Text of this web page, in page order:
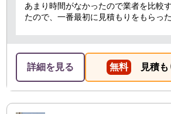
あまり時間がなかったので業者を比較
たので、一番最初に見積もりをもらっ
いしました。最初はちょっと料金が高
で手際よくやってもらえました。作業
がよく気持ちよく作業をしてもらえま
ペースにもう少し残荷積んでもらえた
詳細を見る 無料 見積も